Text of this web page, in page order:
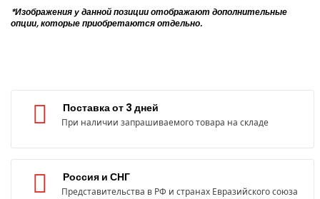
*Изображения у данной позиции отображают дополнительные
опции, которые приобретаются отдельно.
Поставка от 3 дней
При наличии запрашиваемого товара на складе
Россия и СНГ
Представительства в РФ и странах Евразийского союза